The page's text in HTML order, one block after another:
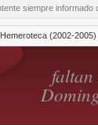
siempre informado
Hemeroteca (2002-2005)
faltan